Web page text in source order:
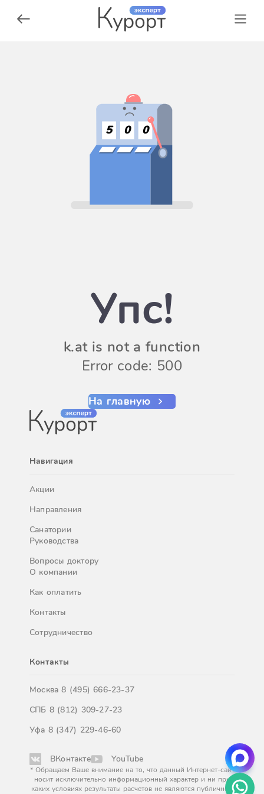
5 0 0
Упс!
k.at is not a function
Error code: 500
На главную
Навигация
Акции
Направления
Санатории
Руководства
Вопросы доктору
О компании
Как оплатить
Контакты
Сотрудничество
Контакты
Москва8 (495) 666-23-37
СПБ 8 (812) 309-27-23
Уфа 8 (347) 229-46-60
ВКонтакте YouTube
* Обращаем Ваше внимание на то, что данный Интернет-сайт
носит исключительно информационный характер и ни при
каких условиях результаты расчетов не являются публичной